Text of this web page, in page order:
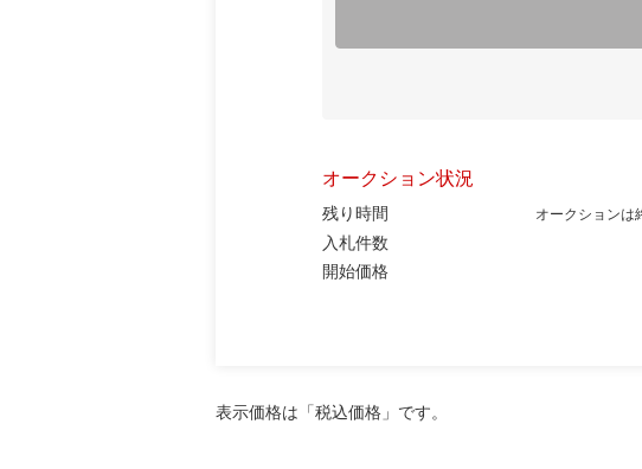
オークション状況
残り時間 オークションは
入札件数
開始価格
表示価格は「税込価格」です。